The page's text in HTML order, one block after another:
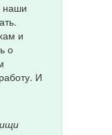
наши
и
о
И